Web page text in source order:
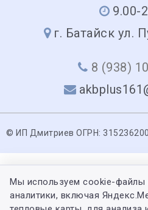
9.00-
г. Батайск ул.
8 (938)
© ИП Дмитриев ОГРН:
Мы используем cookie-файлы
аналитики, включая